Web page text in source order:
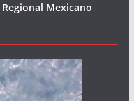
Mexicano